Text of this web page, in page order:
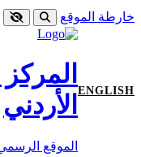
خارطة الموقع
ENGLISH
الأردني
الموقع